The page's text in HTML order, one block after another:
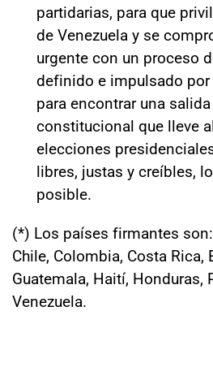
partidarias, para que
de Venezuela y se
urgente con un proceso
definido e impulsado
para encontrar una
constitucional que lleve
elecciones
libres, justas y creíbles,
posible.
(*) Los países firmantes
Chile, Colombia, Costa Rica,
Guatemala, Haití, Honduras,
Venezuela.